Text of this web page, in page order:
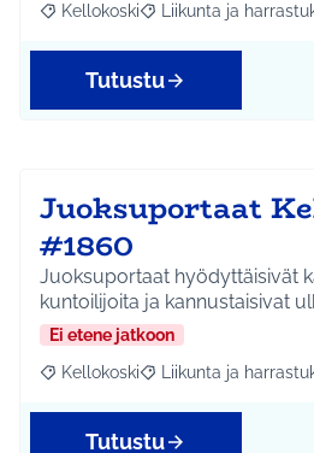
Rajaa tulokset aihepiirin mukaan:
Kellokoski Rajaa tulokset
Liikunta ja
Tutustu
Juoksuportaat
#1860
Juoksuportaat hyödyttäisivät
Ei etene jatkoon
Rajaa tulokset aihepiirin mukaan:
Kellokoski Rajaa tulokset
Liikunta ja
Tutustu